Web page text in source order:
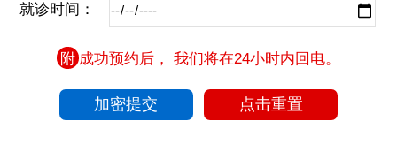
就诊时间：
附 成功预约后， 我们将在24小时内回电。